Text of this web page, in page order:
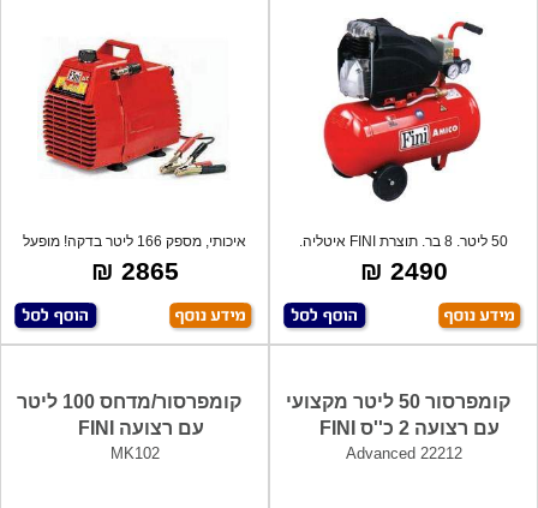
50 ליטר. 8 בר. תוצרת FINI איטליה.
2490 ₪
איכותי, מספק 166 ליטר בדקה! מופעל
ע"י מצ
2865 ₪
קומפרסור 50 ליטר מקצועי
עם רצועה 2 כ''ס FINI
Advanced 22212
קומפרסור/מדחס 100 ליטר
עם רצועה FINI
MK102